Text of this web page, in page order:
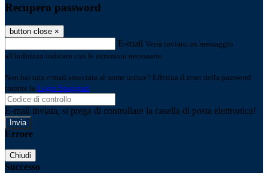
Recupero password
button close ×
E-mail Verrà inviato un messaggio
all'indirizzo indicato con le istruzioni necessarie.
Non hai una e-mail associata al nome utente? Effettua il reset della password
tramite la Login Spaggiari
E-mail inviata, si prega di controllare la casella di posta elettronica!
Errore
Chiudi
Successo